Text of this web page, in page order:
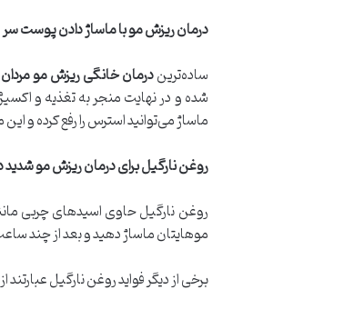
درمان ریزش مو با ماساژ دادن پوست سر
ساده‌تریندرمان خانگی ریزش مو مردان
شده و در نهایت منجر به تغذیه و
ماساژ می‌توانید استرس را رفع کرده و
روغن نارگیل برای درمان ریزش مو شدید
روغن نارگیل حاوی اسیدهای چربی
موهایتان ماساژ دهید و بعد از چند
برخی از دیگر فواید روغن نارگیل عبارتند